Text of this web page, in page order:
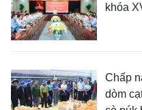
khóa
Chấp
dòm